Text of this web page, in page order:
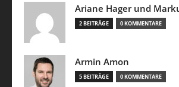
Ariane Hager und
2 BEITRÄGE 0 KOMMENTARE
Armin Amon
5 BEITRÄGE 0 KOMMENTARE